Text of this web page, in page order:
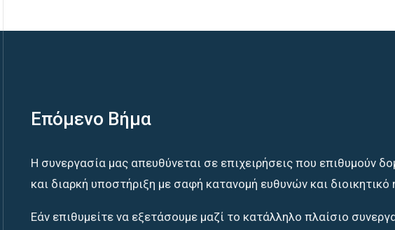
Επόμενο Βήμα
Η συνεργασία μας απευθύνεται σε επιχειρήσεις που επιθυμούν
και διαρκή υποστήριξη με σαφή κατανομή ευθυνών και
Εάν επιθυμείτε να εξετάσουμε μαζί το κατάλληλο πλαίσιο